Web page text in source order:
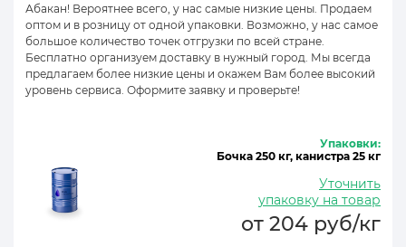
Абакан! Вероятнее всего, у нас самые низкие цены. Продаем
оптом и в розницу от одной упаковки. Возможно, у нас самое
большое количество точек отгрузки по всей стране.
Бесплатно организуем доставку в нужный город. Мы всегда
предлагаем более низкие цены и окажем Вам более высокий
уровень сервиса. Оформите заявку и проверьте!
Упаковки:
Бочка 250 кг, канистра 25 кг
Уточнить
упаковку на товар
от 204 руб/кг